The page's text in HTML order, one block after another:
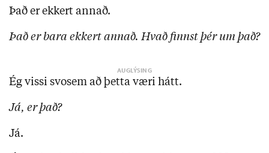
Það er ekkert annað.
Það er bara ekkert annað. Hvað finnst þér um það?
Ég vissi svosem að þetta væri hátt.
Já, er það?
Já.